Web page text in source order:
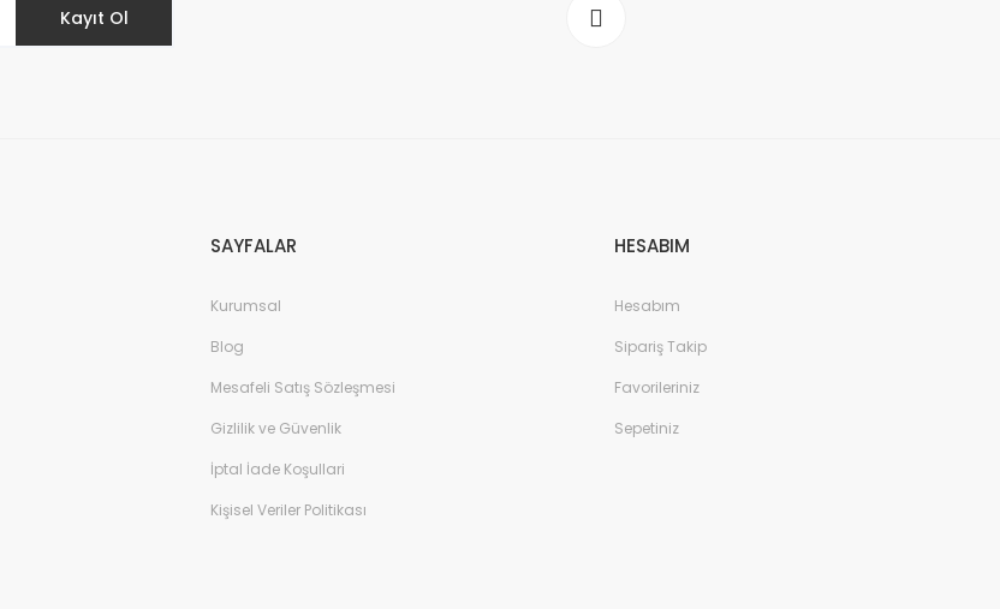
Kayıt Ol
SAYFALAR
Kurumsal
Blog
Mesafeli Satış Sözleşmesi
Gizlilik ve Güvenlik
İptal İade Koşullari
Kişisel Veriler Politikası
HESABIM
Hesabım
Sipariş Takip
Favorileriniz
Sepetiniz